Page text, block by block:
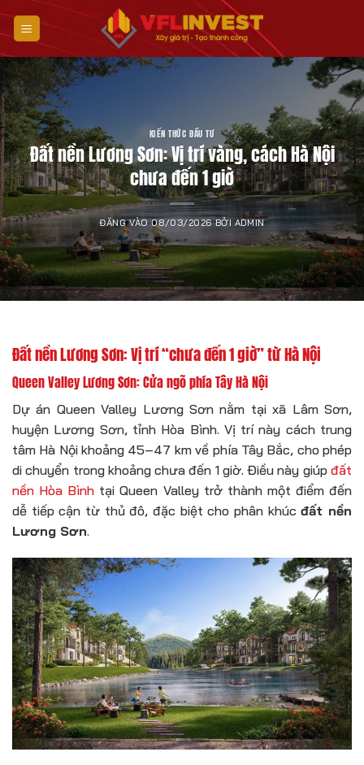
qua
nội
dung
KIẾN THỨC ĐẦU TƯ
Đất nền Lương Sơn: Vị trí vàng, cách Hà Nội
chưa đến 1 giờ
ĐĂNG VÀO 08/03/2026 BỞI ADMIN
Đất nền Lương Sơn: Vị trí “chưa đến 1 giờ” từ Hà Nội
Queen Valley Lương Sơn: Cửa ngõ phía Tây Hà Nội
Dự án Queen Valley Lương Sơn nằm tại xã Lâm Sơn,
huyện Lương Sơn, tỉnh Hòa Bình. Vị trí này cách trung
tâm Hà Nội khoảng 45–47 km về phía Tây Bắc, cho phép
di chuyển trong khoảng chưa đến 1 giờ. Điều này giúp đất
nền Hòa Bình tại Queen Valley trở thành một điểm đến
dễ tiếp cận từ thủ đô, đặc biệt cho phân khúcđất nền
Lương Sơn.